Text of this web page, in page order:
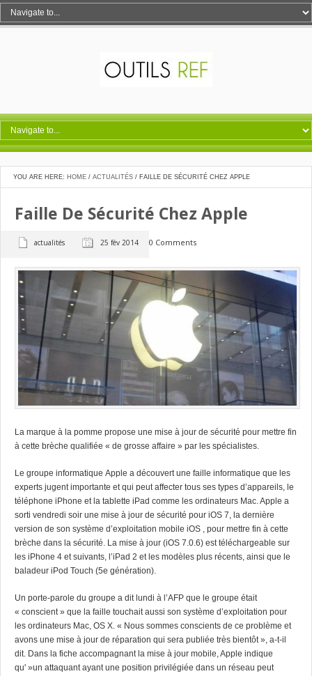
YOU ARE HERE: HOME / ACTUALITÉS / FAILLE DE SÉCURITÉ CHEZ APPLE
Faille De Sécurité Chez Apple
actualités 25 fév 2014 0 Comments
La marque à la pomme propose une mise à jour de sécurité pour mettre fin
à cette brèche qualifiée « de grosse affaire » par les spécialistes.
Le groupe informatique Apple a découvert une faille informatique que les
experts jugent importante et qui peut affecter tous ses types d’appareils, le
téléphone iPhone et la tablette iPad comme les ordinateurs Mac. Apple a
sorti vendredi soir une mise à jour de sécurité pour iOS 7, la dernière
version de son système d’exploitation mobile iOS , pour mettre fin à cette
brèche dans la sécurité. La mise à jour (iOS 7.0.6) est téléchargeable sur
les iPhone 4 et suivants, l’iPad 2 et les modèles plus récents, ainsi que le
baladeur iPod Touch (5e génération).
Un porte-parole du groupe a dit lundi à l’AFP que le groupe était
« conscient » que la faille touchait aussi son système d’exploitation pour
les ordinateurs Mac, OS X. « Nous sommes conscients de ce problème et
avons une mise à jour de réparation qui sera publiée très bientôt », a-t-il
dit. Dans la fiche accompagnant la mise à jour mobile, Apple indique
qu' »un attaquant ayant une position privilégiée dans un réseau peut